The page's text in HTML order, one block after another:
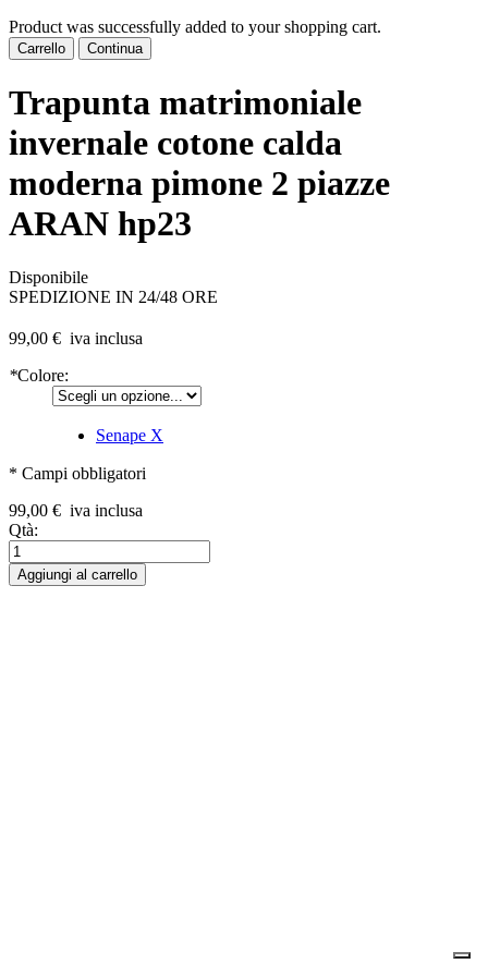
Product was successfully added to your shopping cart.
Carrello Continua
Trapunta matrimoniale
invernale cotone calda
moderna pimone 2 piazze
ARAN hp23
Disponibile
SPEDIZIONE IN 24/48 ORE
99,00 € iva inclusa
*Colore:
Senape X
* Campi obbligatori
99,00 € iva inclusa
Qtà:
Aggiungi al carrello